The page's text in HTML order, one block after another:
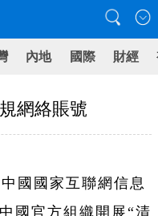
內地 國際 財經
網絡賬號
國國家互聯網信息
國官方組織開展“清